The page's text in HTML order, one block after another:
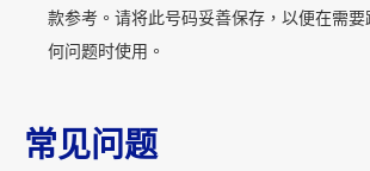
款参考。请将此号码妥善保存，以便在需
何问题时使用。
常见问题